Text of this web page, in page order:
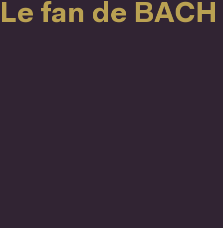
Le fan de BACH